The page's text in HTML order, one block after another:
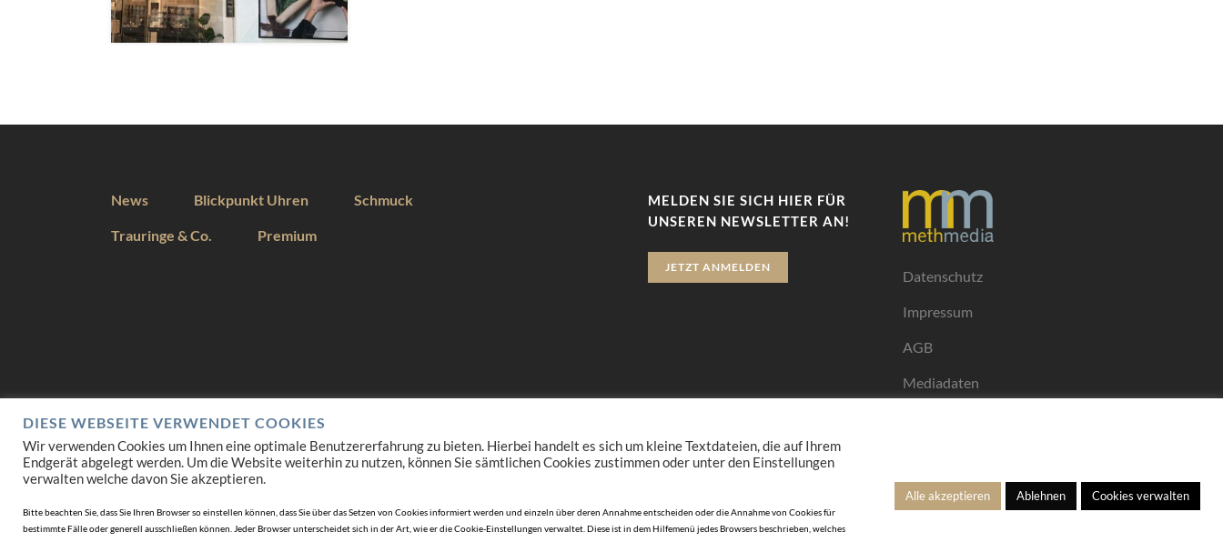
News Blickpunkt Uhren Schmuck
Trauringe & Co. Premium
MELDEN SIE SICH HIER FÜR
UNSEREN NEWSLETTER AN!
JETZT ANMELDEN
Datenschutz
Impressum
AGB
Mediadaten
DIESE WEBSEITE VERWENDET COOKIES
Wir verwenden Cookies um Ihnen eine optimale Benutzererfahrung zu bieten. Hierbei handelt es sich um kleine Textdateien, die auf Ihrem
Endgerät abgelegt werden. Um die Website weiterhin zu nutzen, können Sie sämtlichen Cookies zustimmen oder unter den Einstellungen
verwalten welche davon Sie akzeptieren.
Bitte beachten Sie, dass Sie Ihren Browser so einstellen können, dass Sie über das Setzen von Cookies informiert werden und einzeln über deren Annahme entscheiden oder die Annahme von Cookies für
bestimmte Fälle oder generell ausschließen können. Jeder Browser unterscheidet sich in der Art, wie er die Cookie-Einstellungen verwaltet. Diese ist in dem Hilfemenü jedes Browsers beschrieben, welches
Alle akzeptieren Ablehnen Cookies verwalten